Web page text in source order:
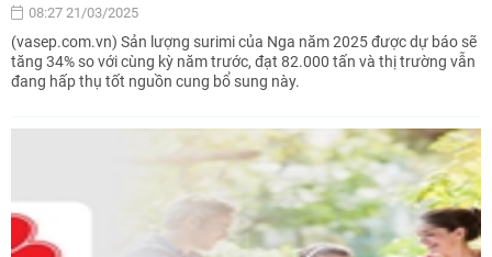
08:27 21/03/2025
(vasep.com.vn) Sản lượng surimi của Nga năm 2025 được dự báo sẽ
tăng 34% so với cùng kỳ năm trước, đạt 82.000 tấn và thị trường vẫn
đang hấp thụ tốt nguồn cung bổ sung này.